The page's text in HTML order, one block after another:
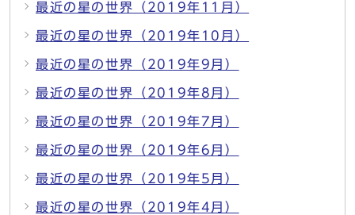
最近の星の世界（2019年11月）
最近の星の世界（2019年10月）
最近の星の世界（2019年9月）
最近の星の世界（2019年8月）
最近の星の世界（2019年7月）
最近の星の世界（2019年6月）
最近の星の世界（2019年5月）
最近の星の世界（2019年4月）